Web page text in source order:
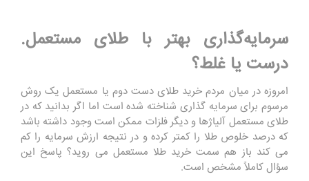
سرمایه‌گذاری بهتر با طلای مستعمل.
درست یا غلط؟
امروزه در میان مردم خرید طلای دست ‌دوم یا مستعمل یک روش
مرسوم برای سرمایه‌ گذاری شناخته شده است اما اگر بدانید که در
طلای مستعمل آلیاژها و دیگر فلزات ممکن است وجود داشته باشد
که درصد خلوص طلا را کمتر کرده و در نتیجه ارزش سرمایه را کم
می‌ کند باز هم سمت خرید طلا مستعمل می ‌روید؟ پاسخ این
سؤال کاملاً مشخص است.